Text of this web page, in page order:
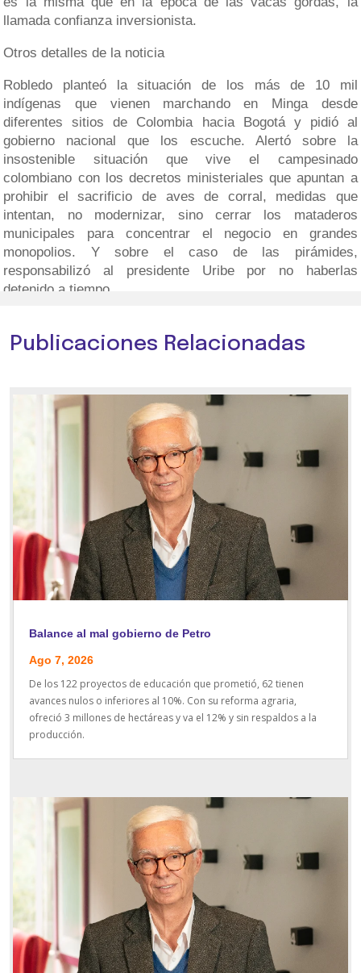
llamada confianza inversionista.
Otros detalles de la noticia
Robledo planteó la situación de los más de 10 mil
indígenas que vienen marchando en Minga desde
diferentes sitios de Colombia hacia Bogotá y pidió al
gobierno nacional que los escuche. Alertó sobre la
insostenible situación que vive el campesinado
colombiano con los decretos ministeriales que apuntan a
prohibir el sacrificio de aves de corral, medidas que
intentan, no modernizar, sino cerrar los mataderos
municipales para concentrar el negocio en grandes
monopolios. Y sobre el caso de las pirámides,
responsabilizó al presidente Uribe por no haberlas
detenido a tiempo.
Publicaciones Relacionadas
Balance al mal gobierno de Petro
Ago 7, 2026
De los 122 proyectos de educación que prometió, 62 tienen
avances nulos o inferiores al 10%. Con su reforma agraria,
ofreció 3 millones de hectáreas y va el 12% y sin respaldos a la
producción.